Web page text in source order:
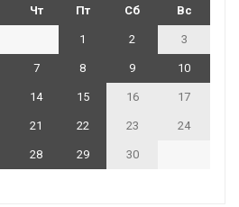
Чт Пт Сб Вс
1 2 3
7 8 9 10
14 15 16 17
21 22 23 24
28 29
30